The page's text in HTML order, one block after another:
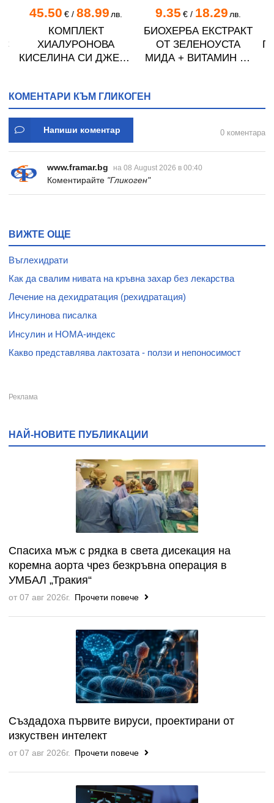
45.50 €/ 88.99 лв.
КОМПЛЕКТ
ХИАЛУРОНОВА
КИСЕЛИНА СИ ДЖЕЛИ
9.35 €/ 18.29 лв.
БИОХЕРБА ЕКСТРАКТ
ОТ ЗЕЛЕНОУСТА
МИДА + ВИТАМИН B6
КОМЕНТАРИ КЪМ ГЛИКОГЕН
Напиши коментар 0 коментара
www.framar.bg на 08 August 2026 в 00:40
Коментирайте "Гликоген"
ВИЖТЕ ОЩЕ
Въглехидрати
Как да свалим нивата на кръвна захар без лекарства
Лечение на дехидратация (рехидратация)
Инсулинова писалка
Инсулин и HOMA-индекс
Какво представлява лактозата - ползи и непоносимост
НАЙ-НОВИТЕ ПУБЛИКАЦИИ
Спасиха мъж с рядка в света дисекация на
коремна аорта чрез безкръвна операция в
УМБАЛ „Тракия“
от 07 авг 2026г. Прочети повече
Създадоха първите вируси, проектирани от
изкуствен интелект
от 07 авг 2026г. Прочети повече